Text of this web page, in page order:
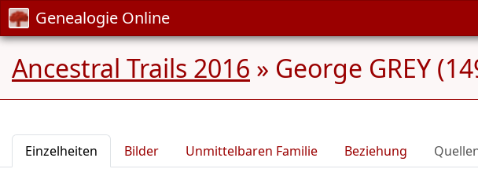
Genealogie Online
Ancestral Trails 2016 » George GREY
Einzelheiten Bilder Unmittelbaren Familie Beziehung